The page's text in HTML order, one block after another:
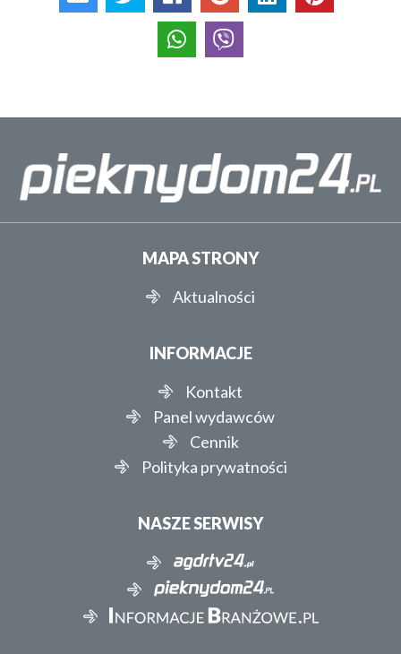
MAPA STRONY
Aktualności
INFORMACJE
Kontakt
Panel wydawców
Cennik
Polityka prywatności
NASZE SERWISY